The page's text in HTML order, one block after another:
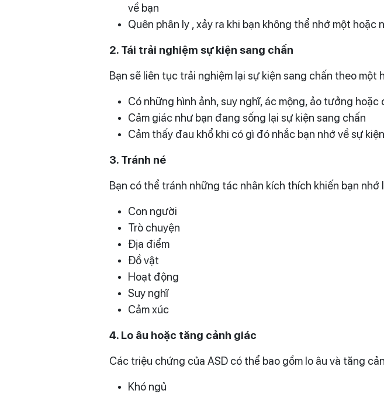
về bạn
Quên phân ly , xảy ra khi bạn không thể nhớ một
2. Tái trải nghiệm sự kiện sang chấn
Bạn sẽ liên tục trải nghiệm lại sự kiện sang chấn theo một
Có những hình ảnh, suy nghĩ, ác mộng, ảo tưởng
Cảm giác như bạn đang sống lại sự kiện sang chấn
Cảm thấy đau khổ khi có gì đó nhắc bạn nhớ về sự
3. Tránh né
Bạn có thể tránh những tác nhân kích thích khiến bạn
Con người
Trò chuyện
Địa điểm
Đồ vật
Hoạt động
Suy nghĩ
Cảm xúc
4. Lo âu hoặc tăng cảnh giác
Các triệu chứng của ASD có thể bao gồm lo âu và tăng
Khó ngủ